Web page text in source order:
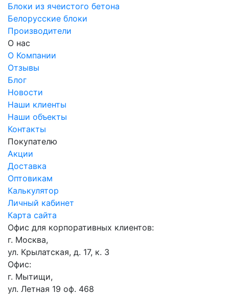
Блоки из ячеистого бетона
Белорусские блоки
Производители
О нас
О Компании
Отзывы
Блог
Новости
Наши клиенты
Наши объекты
Контакты
Покупателю
Акции
Доставка
Оптовикам
Калькулятор
Личный кабинет
Карта сайта
Офис для корпоративных клиентов:
г. Москва,
ул. Крылатская, д. 17, к. 3
Офис:
г. Мытищи,
ул. Летная 19 оф. 468